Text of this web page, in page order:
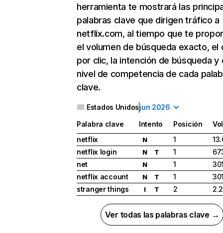
herramienta te mostrará las
palabras clave que dirigen tráfico a
netflix.com, al tiempo que te
el volumen de búsqueda exacto, el
por clic, la intención de búsqueda y
nivel de competencia de cada
clave.
Estados Unidosjun 2026
Palabra clave Intento Posición
netflix
N 1
netflix login
N T 1
net
N 1
netflix account
N T 1
stranger things
I T 2
Ver todas las palabras clave →